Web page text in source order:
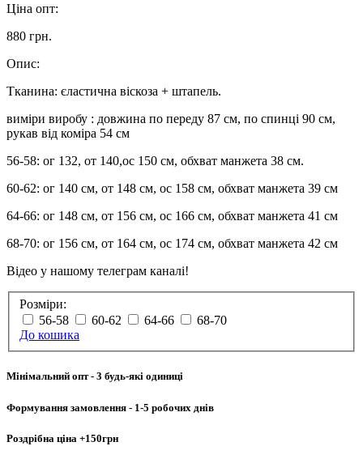
Ціна опт:
880 грн.
Опис:
Тканина: єластична віскоза + штапель.
виміри виробу : довжина по переду 87 см, по спинці 90 см,
рукав від коміра 54 см
56-58: ог 132, от 140,ос 150 см, обхват манжета 38 см.
60-62: ог 140 см, от 148 см, ос 158 см, обхват манжета 39 см
64-66: ог 148 см, от 156 см, ос 166 см, обхват манжета 41 см
68-70: ог 156 см, от 164 см, ос 174 см, обхват манжета 42 см
Відео у нашому телеграм каналі!
Розміри:
56-58
60-62 64-66
68-70
До кошика
Мінімальний опт- 3 будь-які одиниці
Формування замовлення - 1-5 робочих днів
Роздрібна ціна +150грн